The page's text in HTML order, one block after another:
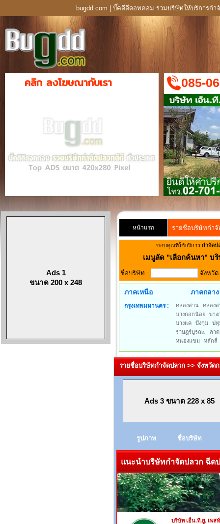
bugdd.com | บั๊คดีดีดอทคอม รวมบริษัทให้บริการกำ
คลิก ลงโฆษณากับเรา 085-
Ads 1
ขนาด 200 x 248
หน้าแรก รายชื่อบริษัทกำจั
ขอบคุณที่ใช้บริการ กำจัดป
เมนูลัด "เลือกค้นหา" บ
ชื่อบริษัท : จังหวัด
ภาคเหนือ ภาคกลาง
กรุงเทพมหานคร : คลองสาน
คลองส
บางกอกน้อย
บาง
บางแค
บึงกุ่ม
ปทุ
ราษฎร์บูรณะ
ลา
หนองแขม
หลักสี่
รายชื่อบริษัทกำจัดปลวก >> จังหวัด
Ads 3 ขนาด 228 x 85
รูปภาพ ชื่อบริษัท
แนะนำบริษัทกำจัดปลวก ฉีด
บริษัท เอ็น.ที.ยู. เพสท์